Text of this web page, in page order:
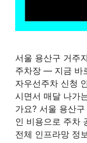
서울 용산구 거주
주차장 — 지금 바
자우선주차 신청
시면서 매달 나가
가요? 서울 용산
인 비용으로 주차
전체 인프라망 정